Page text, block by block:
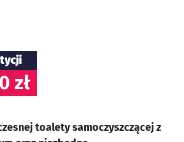
zł
toalety samoczyszczącej z